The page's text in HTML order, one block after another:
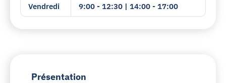
Vendredi 9:00 - 12:30 | 14:00 - 17:00
Présentation